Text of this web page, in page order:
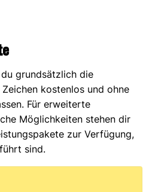
grundsätzlich die
kostenlos und ohne
Für erweiterte
Möglichkeiten stehen dir
zur Verfügung,
sind.